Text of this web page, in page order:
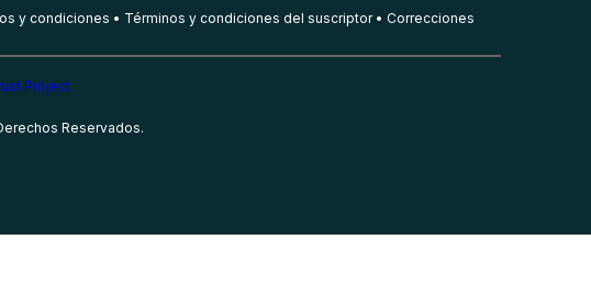
y condiciones Términos y condiciones del suscriptor Correcciones
Reservados.